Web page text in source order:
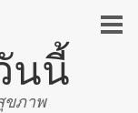
นนี้
ขภาพ